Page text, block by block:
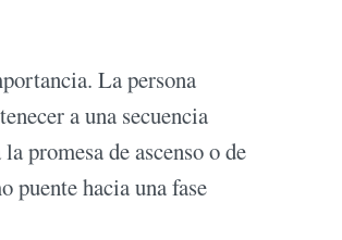
La persona
a una secuencia
promesa de ascenso o de
puente hacia una fase